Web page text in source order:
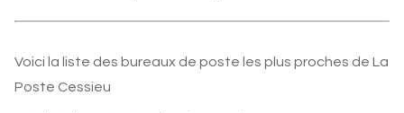
Voici la liste des bureaux de poste les plus proches de La
Poste Cessieu